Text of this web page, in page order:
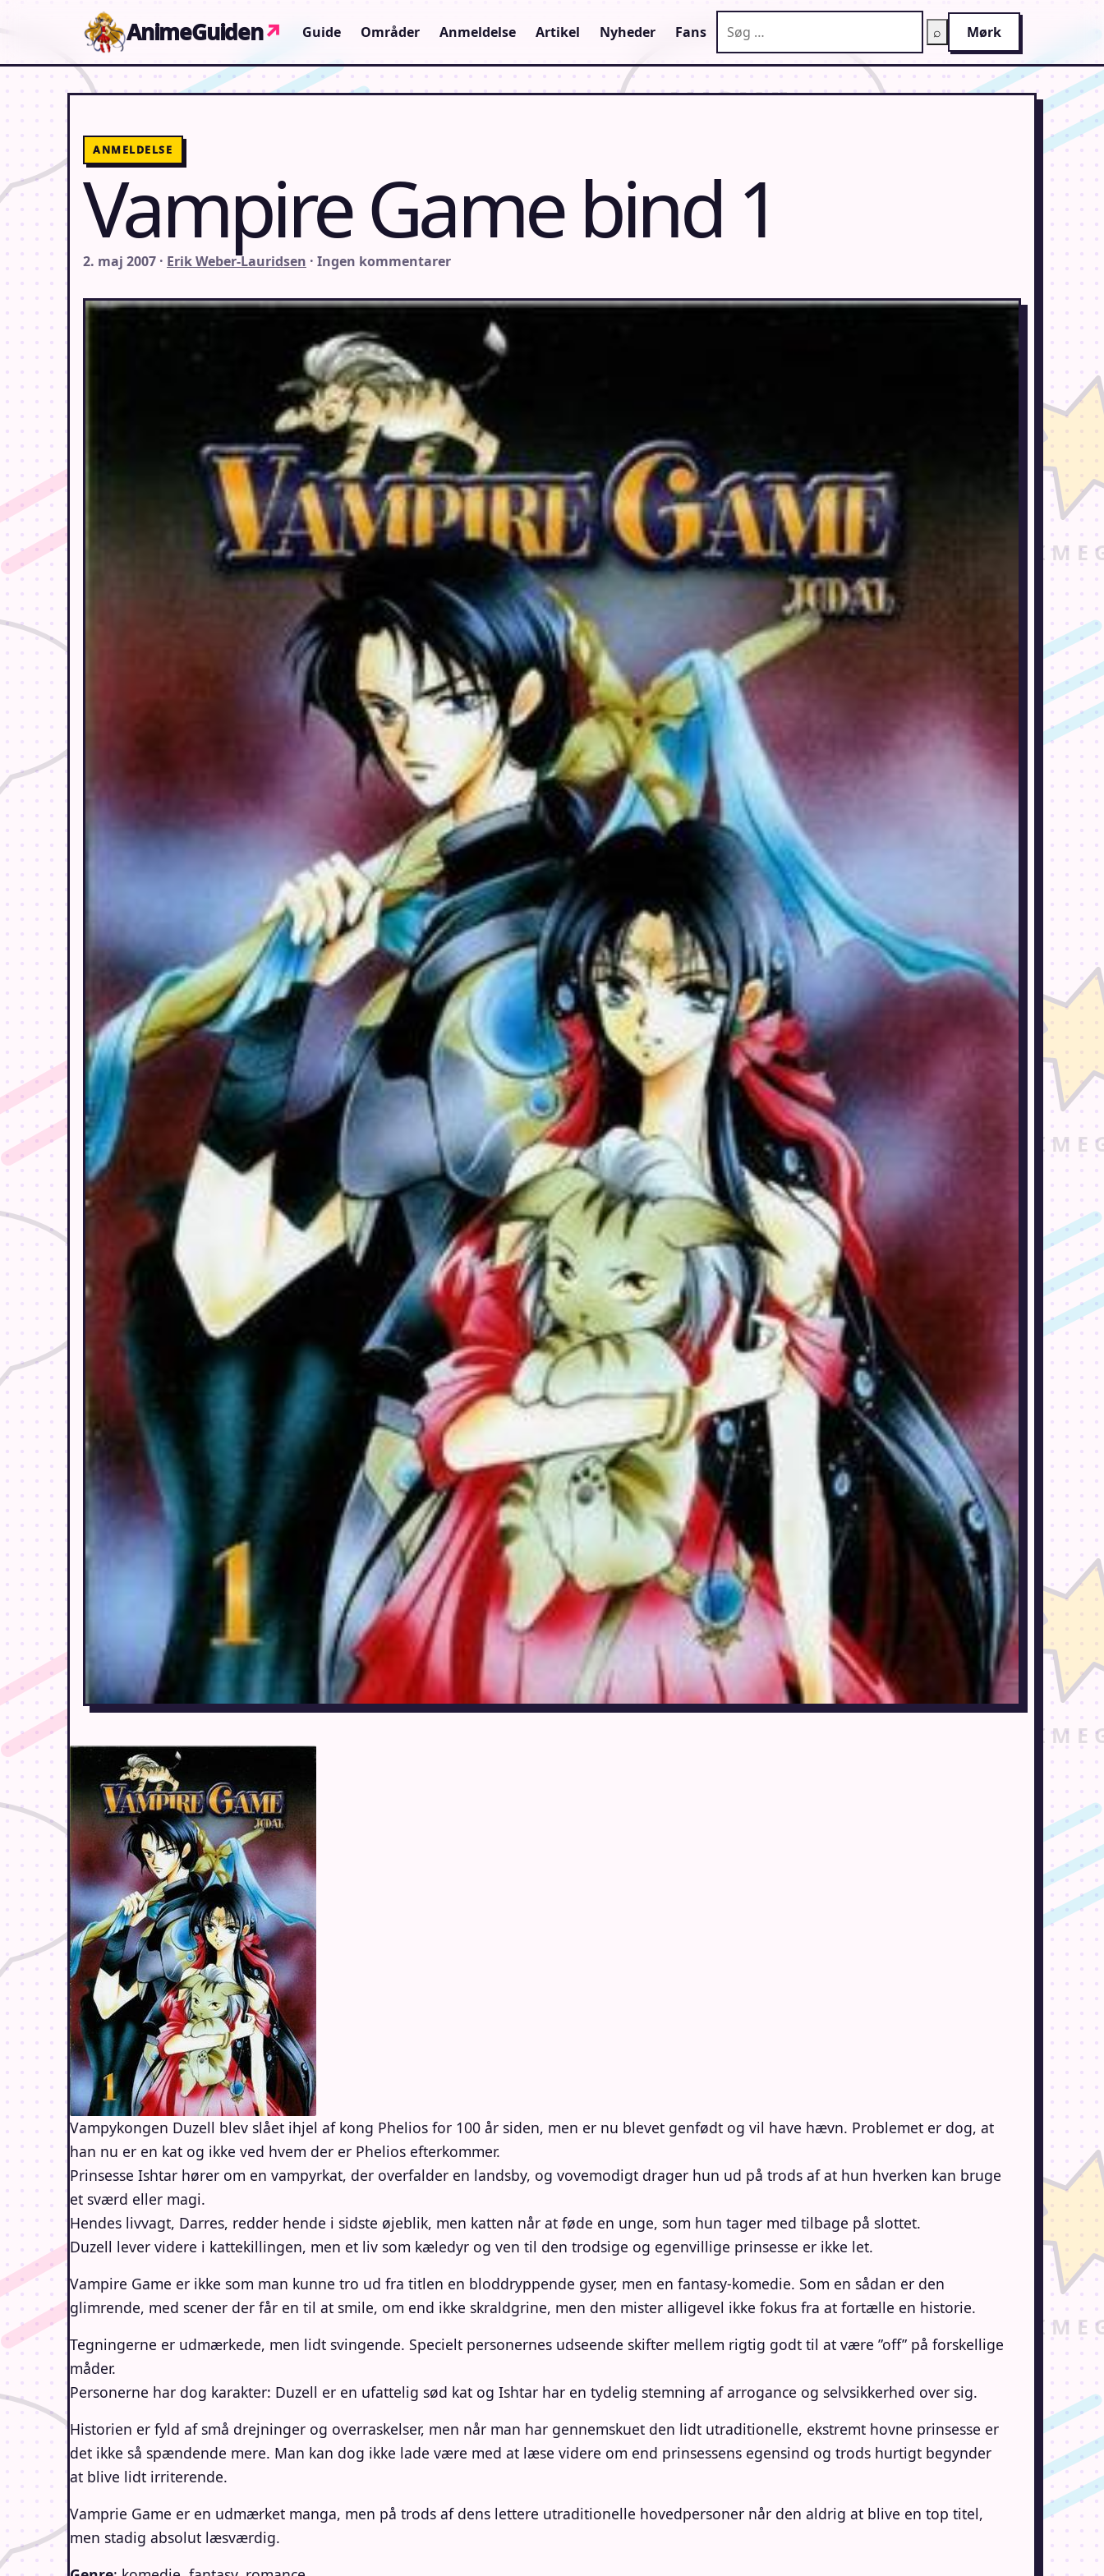
AnimeGuiden↗ Guide Områder Anmeldelse Artikel Nyheder Fans ⌕ Mørk
ANMELDELSE
Vampire Game bind 1
2. maj 2007 · Erik Weber-Lauridsen · Ingen kommentarer
Vampykongen Duzell blev slået ihjel af kong Phelios for 100 år siden, men er nu blevet genfødt og vil have hævn. Problemet er dog, at
han nu er en kat og ikke ved hvem der er Phelios efterkommer.
Prinsesse Ishtar hører om en vampyrkat, der overfalder en landsby, og vovemodigt drager hun ud på trods af at hun hverken kan bruge
et sværd eller magi.
Hendes livvagt, Darres, redder hende i sidste øjeblik, men katten når at føde en unge, som hun tager med tilbage på slottet.
Duzell lever videre i kattekillingen, men et liv som kæledyr og ven til den trodsige og egenvillige prinsesse er ikke let.
Vampire Game er ikke som man kunne tro ud fra titlen en bloddryppende gyser, men en fantasy-komedie. Som en sådan er den
glimrende, med scener der får en til at smile, om end ikke skraldgrine, men den mister alligevel ikke fokus fra at fortælle en historie.
Tegningerne er udmærkede, men lidt svingende. Specielt personernes udseende skifter mellem rigtig godt til at være ”off” på forskellige
måder.
Personerne har dog karakter: Duzell er en ufattelig sød kat og Ishtar har en tydelig stemning af arrogance og selvsikkerhed over sig.
Historien er fyld af små drejninger og overraskelser, men når man har gennemskuet den lidt utraditionelle, ekstremt hovne prinsesse er
det ikke så spændende mere. Man kan dog ikke lade være med at læse videre om end prinsessens egensind og trods hurtigt begynder
at blive lidt irriterende.
Vamprie Game er en udmærket manga, men på trods af dens lettere utraditionelle hovedpersoner når den aldrig at blive en top titel,
men stadig absolut læsværdig.